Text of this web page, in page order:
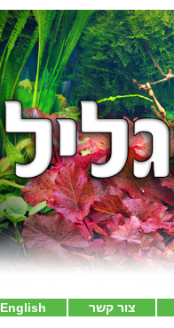
צור קשר English